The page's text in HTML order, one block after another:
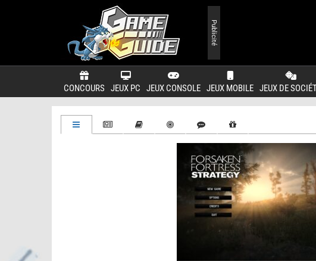
CONCOURS JEUX PC JEUX CONSOLE JEUX MOBILE JEUX DE
Publicité